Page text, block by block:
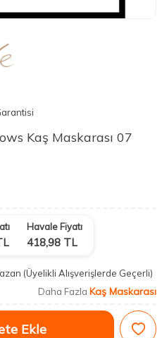
Kaş Maskarası 07
Havale Fiyatı
418,98 TL
(Üyelikli Alışverişlerde Geçerli)
Daha Fazla Kaş Maskarası
Ekle